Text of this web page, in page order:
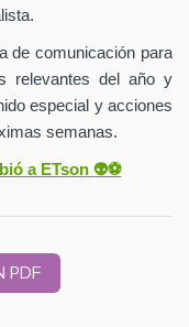
de comunicación para
relevantes del año y
especial y acciones
semanas.
a ETson 👽⚽️
PDF